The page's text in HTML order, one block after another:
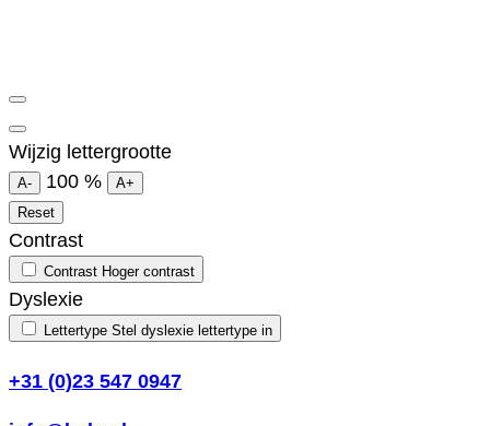
Wijzig lettergrootte
A- 100 %
A+
Reset
Contrast
Contrast Hoger contrast
Dyslexie
Lettertype Stel dyslexie lettertype in
+31 (0)23 547 0947